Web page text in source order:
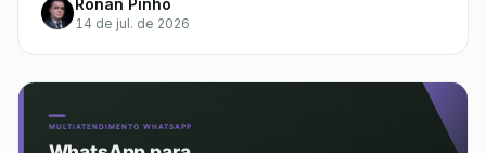
Ronan Pinho
14 de jul. de 2026